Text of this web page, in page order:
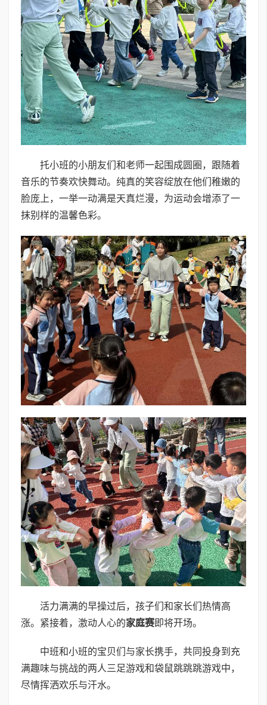
托小班的小朋友们和老师一起围成圆圈，跟随着
音乐的节奏欢快舞动。纯真的笑容绽放在他们稚嫩的
脸庞上，一举一动满是天真烂漫，为运动会增添了一
抹别样的温馨色彩。
活力满满的早操过后，孩子们和家长们热情高
涨。紧接着，激动人心的家庭赛即将开场。
中班和小班的宝贝们与家长携手，共同投身到充
满趣味与挑战的两人三足游戏和袋鼠跳跳跳游戏中，
尽情挥洒欢乐与汗水。